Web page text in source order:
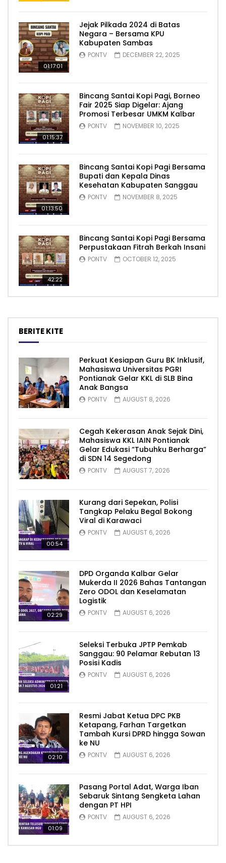
01:17:01
Jejak Pilkada 2024 di Batas
Negara – Bersama KPU
Kabupaten Sambas
PONTV DECEMBER 22, 2025
01:15:37
Bincang Santai Kopi Pagi, Borneo
Fair 2025 Siap Digelar: Ajang
Promosi Terbesar UMKM Kalbar
PONTV NOVEMBER 10, 2025
01:13:50
Bincang Santai Kopi Pagi Bersama
Bupati dan Kepala Dinas
Kesehatan Kabupaten Sanggau
PONTV NOVEMBER 8, 2025
42:22
Bincang Santai Kopi Pagi Bersama
Perpustakaan Fitrah Berkah Insani
PONTV OCTOBER 12, 2025
BERITE KITE
Perkuat Kesiapan Guru BK Inklusif,
Mahasiswa Universitas PGRI
Pontianak Gelar KKL di SLB Bina
Anak Bangsa
PONTV AUGUST 8, 2026
Cegah Kekerasan Anak Sejak Dini,
Mahasiswa KKL IAIN Pontianak
Gelar Edukasi “Tubuhku Berharga”
di SDN 14 Segedong
PONTV AUGUST 7, 2026
00:54
Kurang dari Sepekan, Polisi
Tangkap Pelaku Begal Bokong
Viral di Karawaci
PONTV AUGUST 6, 2026
02:29
DPD Organda Kalbar Gelar
Mukerda II 2026 Bahas Tantangan
Zero ODOL dan Keselamatan
Logistik
PONTV AUGUST 6, 2026
01:21
Seleksi Terbuka JPTP Pemkab
Sanggau: 90 Pelamar Rebutan 13
Posisi Kadis
PONTV AUGUST 6, 2026
02:10
Resmi Jabat Ketua DPC PKB
Ketapang, Farhan Targetkan
Tambah Kursi DPRD hingga Sowan
ke NU
PONTV AUGUST 6, 2026
01:09
Pasang Portal Adat, Warga Iban
Sebaruk Sintang Sengketa Lahan
dengan PT HPI
PONTV AUGUST 6, 2026